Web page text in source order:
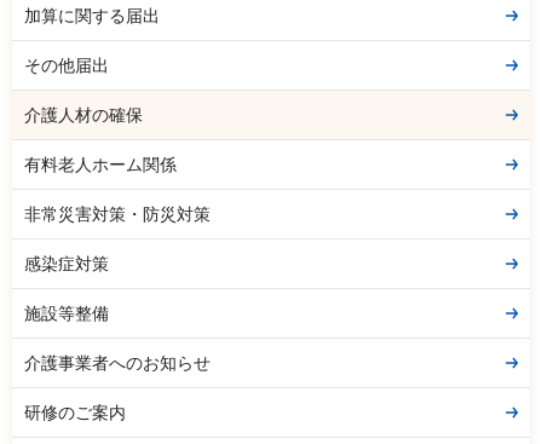
加算に関する届出
その他届出
介護人材の確保
有料老人ホーム関係
非常災害対策・防災対策
感染症対策
施設等整備
介護事業者へのお知らせ
研修のご案内